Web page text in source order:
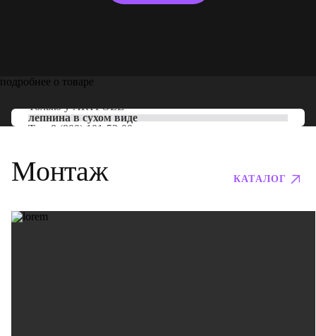
подробнее о товаре
Только уARTPOLE
лепнина в сухом виде
Тел: 8 (800) 101-53-00
Монтаж КАТАЛОГ